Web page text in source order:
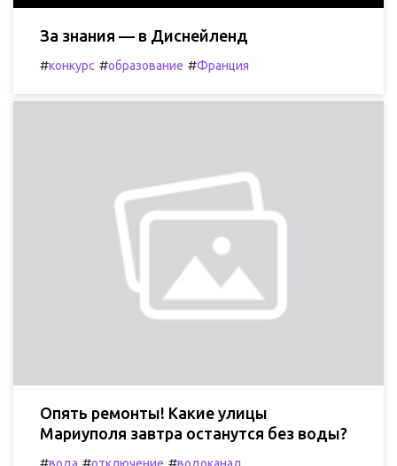
За знания — в Диснейленд
#конкурс #образование #Франция
Опять ремонты! Какие улицы
Мариуполя завтра останутся без воды?